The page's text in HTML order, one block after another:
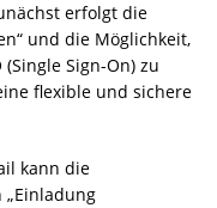
erfolgt die
und die Möglichkeit,
Sign-On) zu
flexible und sichere
kann die